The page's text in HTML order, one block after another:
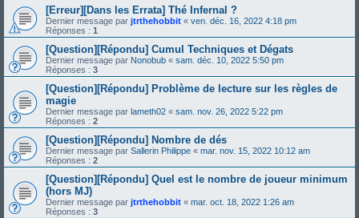
[Erreur][Dans les Errata] Thé Infernal ?
Dernier message par jtrthehobbit « ven. déc. 16, 2022 4:18 pm
Réponses : 1
[Question][Répondu] Cumul Techniques et Dégats
Dernier message par Nonobub « sam. déc. 10, 2022 5:50 pm
Réponses : 3
[Question][Répondu] Problème de lecture sur les règles de
magie
Dernier message par lameth02 « sam. nov. 26, 2022 5:22 pm
Réponses : 2
[Question][Répondu] Nombre de dés
Dernier message par Sallerin Philippe « mar. nov. 15, 2022 10:12 am
Réponses : 2
[Question][Répondu] Quel est le nombre de joueur minimum
(hors MJ)
Dernier message par jtrthehobbit « mar. oct. 18, 2022 1:26 am
Réponses : 3